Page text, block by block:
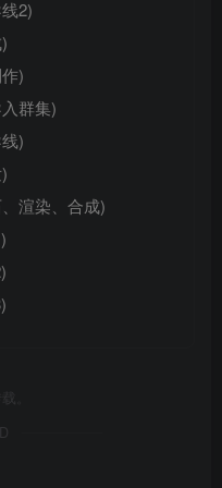
2)
)
群集)
)
渲染、合成)
。